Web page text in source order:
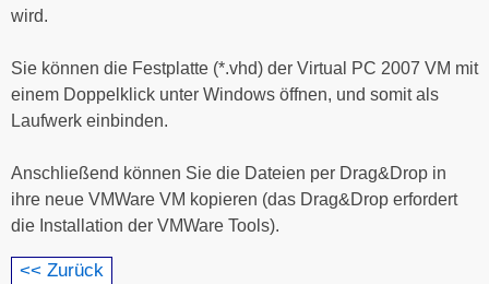
wird.
Sie können die Festplatte (*.vhd) der Virtual PC 2007 VM mit
einem Doppelklick unter Windows öffnen, und somit als
Laufwerk einbinden.
Anschließend können Sie die Dateien per Drag&Drop in
ihre neue VMWare VM kopieren (das Drag&Drop erfordert
die Installation der VMWare Tools).